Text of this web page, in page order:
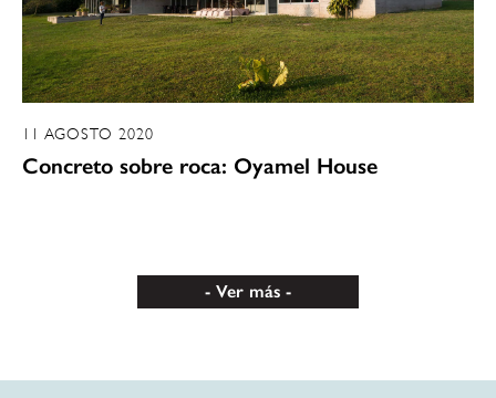
11 AGOSTO 2020
Concreto sobre roca: Oyamel House
Ver más